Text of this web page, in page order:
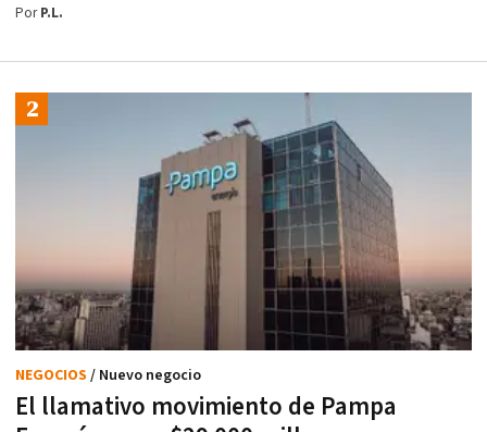
PorP.L.
El llamativo movimiento de Pampa
NEGOCIOS / Nuevo negocio